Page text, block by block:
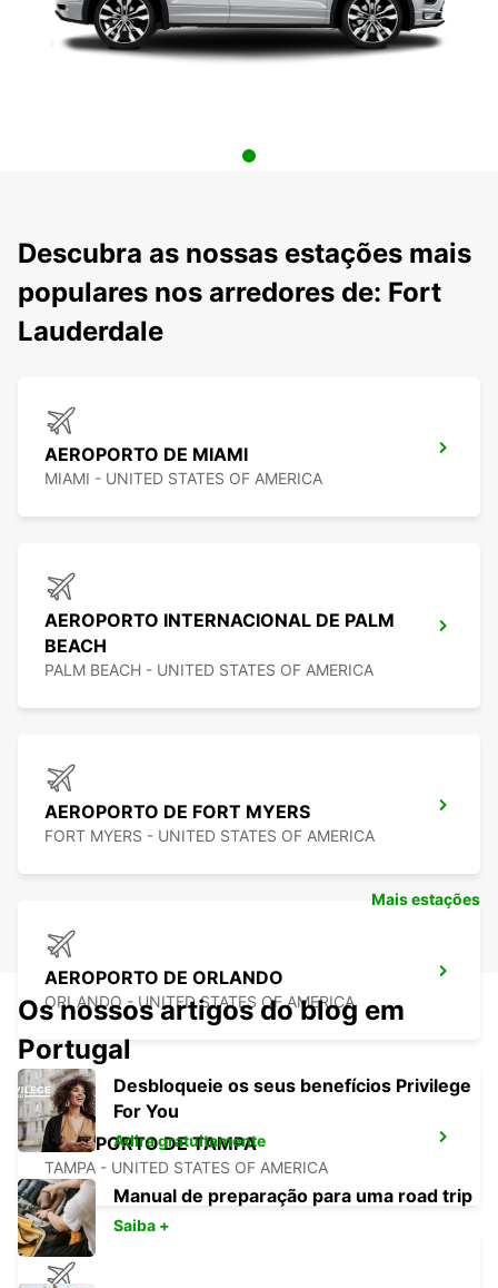
Descubra as nossas estações mais
populares nos arredores de: Fort
Lauderdale
AEROPORTO DE MIAMI
MIAMI - UNITED STATES OF AMERICA
AEROPORTO INTERNACIONAL DE PALM
BEACH
PALM BEACH - UNITED STATES OF AMERICA
AEROPORTO DE FORT MYERS
FORT MYERS - UNITED STATES OF AMERICA
AEROPORTO DE ORLANDO
ORLANDO - UNITED STATES OF AMERICA
AEROPORTO DE TAMPA
TAMPA - UNITED STATES OF AMERICA
Mais estações
Os nossos artigos do blog em
Portugal
Desbloqueie os seus benefícios Privilege
For You
Adira gratuitamente
Manual de preparação para uma road trip
Saiba +